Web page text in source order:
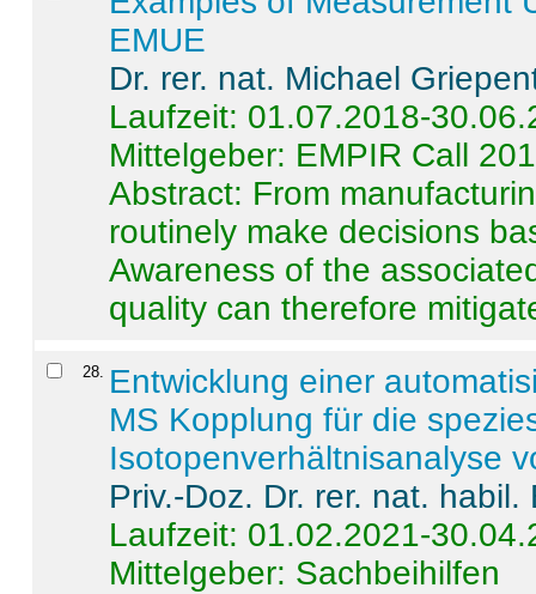
EMUE
Dr. rer. nat. Michael
Laufzeit: 01.07.2018-
Mittelgeber: EMPIR Call
Abstract: From
routinely make decisions
Awareness of the
quality can therefore
28. Entwicklung einer
MS Kopplung für die
Isotopenverhältnisanalyse
Priv.-Doz. Dr. rer. nat.
Laufzeit: 01.02.2021-
Mittelgeber: Sachbeihilfen